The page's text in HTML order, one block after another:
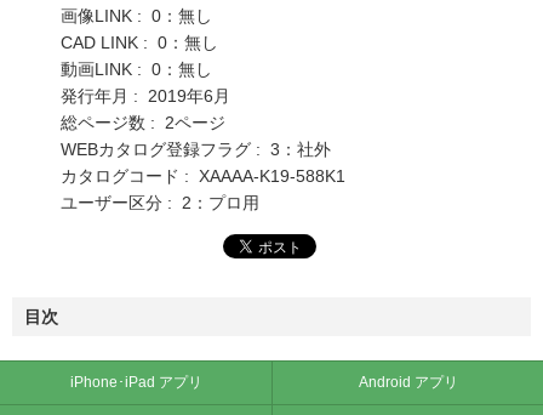
画像LINK : 0：無し
CAD LINK : 0：無し
動画LINK : 0：無し
発行年月 : 2019年6月
総ページ数 : 2ページ
WEBカタログ登録フラグ : 3：社外
カタログコード : XAAAA-K19-588K1
ユーザー区分 : 2：プロ用
目次
iPhone･iPad アプリ Android アプリ